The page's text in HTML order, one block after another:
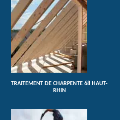
TRAITEMENT DE CHARPENTE 68 HAUT-
RHIN